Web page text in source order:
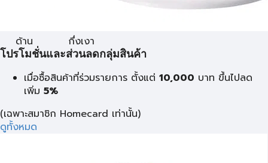
ด้าน กึ่งเงา
โปรโมชั่นและส่วนลดกลุ่มสินค้า
เมื่อซื้อสินค้าที่ร่วมรายการ ตั้งแต่ 10,000 บาท ขึ้นไปลด
เพิ่ม 5%
(เฉพาะสมาชิก Homecard เท่านั้น)
ดูทั้งหมด